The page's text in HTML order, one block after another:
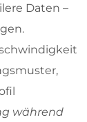
Daten –
während